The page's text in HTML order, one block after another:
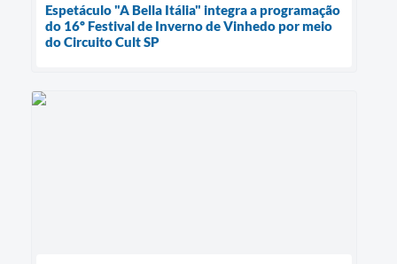
Espetáculo "A Bella Itália" integra a programação
do 16º Festival de Inverno de Vinhedo por meio
do Circuito Cult SP